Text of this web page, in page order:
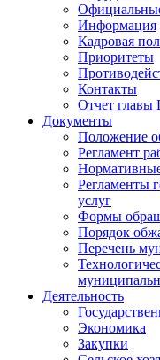
Информация
Кадровая
Приоритеты
Контакты
Отчет главы
Документы
Положение
Регламент
Регламенты
услуг
Формы
Порядок
Перечень
Деятельность
Экономика
Закупки